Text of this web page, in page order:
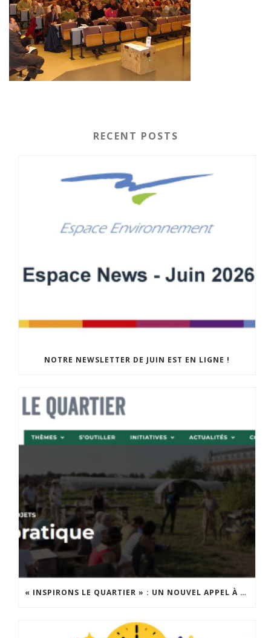
RECENT POSTS
NOTRE NEWSLETTER DE JUIN EST EN LIGNE !
« INSPIRONS LE QUARTIER » : UN NOUVEL APPEL À PROJETS EST LANCÉ !